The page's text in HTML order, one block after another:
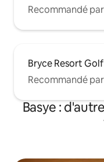
Recommandé
Bryce Resort
Recommandé
Basye :